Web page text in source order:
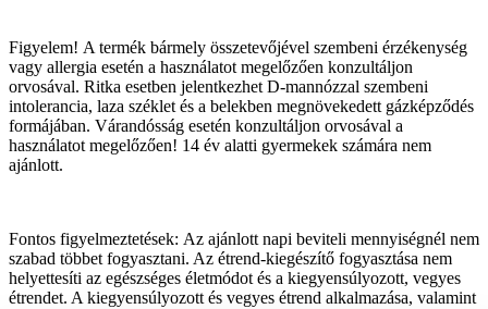
Figyelem! A termék bármely összetevőjével szembeni érzékenység
vagy allergia esetén a használatot megelőzően konzultáljon
orvosával. Ritka esetben jelentkezhet D-mannózzal szembeni
intolerancia, laza széklet és a belekben megnövekedett gázképződés
formájában. Várandósság esetén konzultáljon orvosával a
használatot megelőzően! 14 év alatti gyermekek számára nem
ajánlott.
Fontos figyelmeztetések: Az ajánlott napi beviteli mennyiségnél nem
szabad többet fogyasztani. Az étrend-kiegészítő fogyasztása nem
helyettesíti az egészséges életmódot és a kiegyensúlyozott, vegyes
étrendet. A kiegyensúlyozott és vegyes étrend alkalmazása, valamint